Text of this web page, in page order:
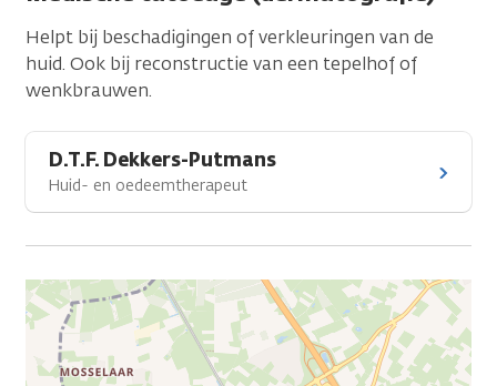
Helpt bij beschadigingen of verkleuringen van de
huid. Ook bij reconstructie van een tepelhof of
wenkbrauwen.
D.T.F. Dekkers-Putmans
Huid- en oedeemtherapeut